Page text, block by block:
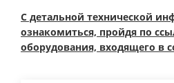
С детальной технической
ознакомиться, пройдя по
оборудования, входящего в